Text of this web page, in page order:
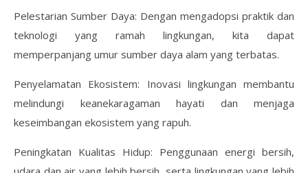
Pelestarian Sumber Daya: Dengan mengadopsi praktik dan
teknologi yang ramah lingkungan, kita dapat
memperpanjang umur sumber daya alam yang terbatas.
Penyelamatan Ekosistem: Inovasi lingkungan membantu
melindungi keanekaragaman hayati dan menjaga
keseimbangan ekosistem yang rapuh.
Peningkatan Kualitas Hidup: Penggunaan energi bersih,